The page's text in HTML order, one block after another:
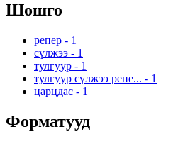
Шошго
репер - 1
сүлжээ - 1
тулгуур - 1
тулгуур сүлжээ репе... - 1
царцдас - 1
Форматууд